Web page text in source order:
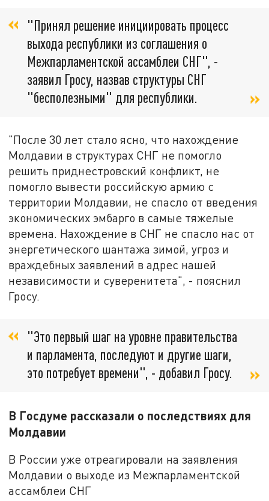
"Принял решение инициировать процесс
выхода республики из соглашения о
Межпарламентской ассамблеи СНГ", -
заявил Гросу, назвав структуры СНГ
"бесполезными" для республики.
"После 30 лет стало ясно, что нахождение
Молдавии в структурах СНГ не помогло
решить приднестровский конфликт, не
помогло вывести российскую армию с
территории Молдавии, не спасло от введения
экономических эмбарго в самые тяжелые
времена. Нахождение в СНГ не спасло нас от
энергетического шантажа зимой, угроз и
враждебных заявлений в адрес нашей
независимости и суверенитета", - пояснил
Гросу.
"Это первый шаг на уровне правительства
и парламента, последуют и другие шаги,
это потребует времени", - добавил Гросу.
В Госдуме рассказали о последствиях для
Молдавии
В России уже отреагировали на заявления
Молдавии о выходе из Межпарламентской
ассамблеи СНГ